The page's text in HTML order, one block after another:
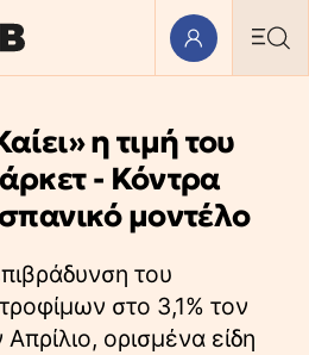
η τιμή του
- Κόντρα
μοντέλο
του
στο 3,1% τον
ορισμένα είδη